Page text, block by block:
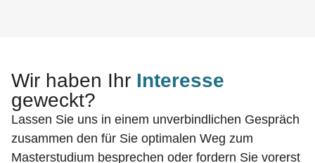
Wir haben Ihr Interesse
geweckt?
Lassen Sie uns in einem unverbindlichen Gespräch
zusammen den für Sie optimalen Weg zum
Masterstudium besprechen oder fordern Sie vorerst